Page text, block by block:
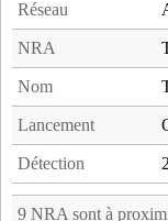
Réseau
NRA
Nom
Lancement
Détection
9 NRA sont à